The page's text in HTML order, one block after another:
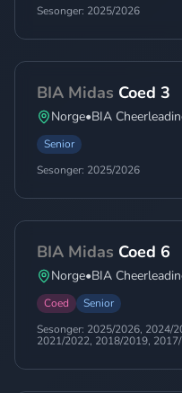
Sesonger: 2025/2026
BIA Midas Coed 3
Norge•BIA
Senior
Sesonger: 2025/2026
BIA Midas Coed 6
Norge•BIA
Coed
Senior
Sesonger: 2025/2026, 2024/
2021/2022, 2018/2019,